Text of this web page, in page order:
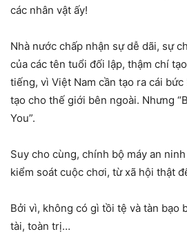
các nhân vật ấy!
Nhà nước chấp nhận sự dễ dãi, sự
của các tên tuổi đối lập, thậm chí
tiếng, vì Việt Nam cần tạo ra cái
tạo cho thế giới bên ngoài. Nhưng
You”.
Suy cho cùng, chính bộ máy an
kiểm soát cuộc chơi, từ xã hội thật
Bởi vì, không có gì tồi tệ và tàn bạo
tài, toàn trị…